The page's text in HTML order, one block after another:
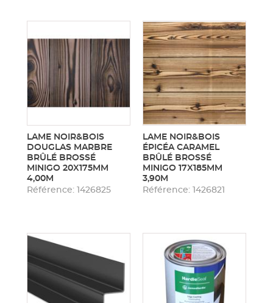
LAME NOIR&BOIS
DOUGLAS MARBRE
BRÛLÉ BROSSÉ
MINIGO 20X175MM
4,00M
Référence: 1426825
LAME NOIR&BOIS
ÉPICÉA CARAMEL
BRÛLÉ BROSSÉ
MINIGO 17X185MM
3,90M
Référence: 1426821